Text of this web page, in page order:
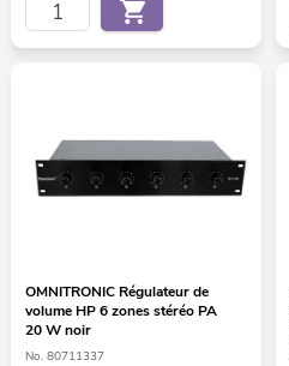
OMNITRONIC Régulateur de
volume HP 6 zones stéréo PA
20 W noir
No. 80711337